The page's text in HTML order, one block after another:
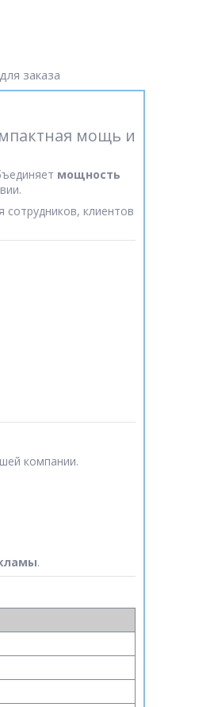
заказа
мощь и
мощность
клиентов
компании.
.